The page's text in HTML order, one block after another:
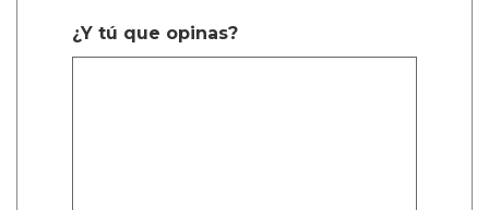
¿Y tú que opinas?